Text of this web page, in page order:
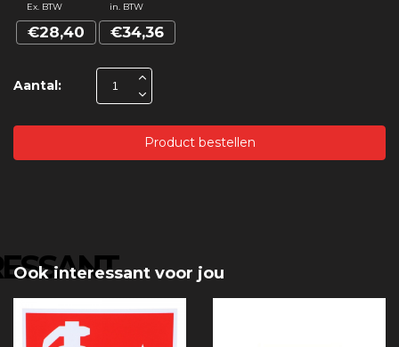
Aantal:
Ex. BTW in. BTW
€28,40 €34,36
Product bestellen
Ook interessant voor jou